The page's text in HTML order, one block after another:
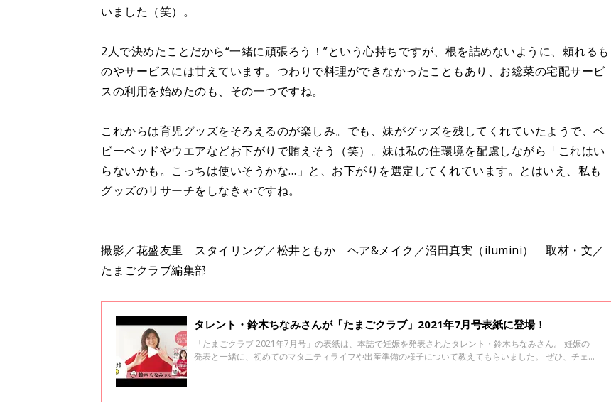
いました（笑）。
2人で決めたことだから“一緒に頑張ろう！”という心持ちですが、根を詰めないように、頼れるも
のやサービスには甘えています。つわりで料理ができなかったこともあり、お総菜の宅配サービ
スの利用を始めたのも、その一つですね。
これからは育児グッズをそろえるのが楽しみ。でも、妹がグッズを残してくれていたようで、 ベ
ビーベッドやウエアなどお下がりで賄えそう（笑）。妹は私の住環境を配慮しながら「これはい
らないかも。こっちは使いそうかな…」と、お下がりを選定してくれています。とはいえ、私も
グッズのリサーチをしなきゃですね。
撮影／花盛友里 スタイリング／松井ともか ヘア&メイク／沼田真実（ilumini） 取材・文／
たまごクラブ編集部
タレント・鈴木ちなみさんが「たまごクラブ」2021年7月号表紙に登場！
「たまごクラブ 2021年7月号」の表紙は、本誌で妊娠を発表されたタレント・鈴木ちなみさん。 妊娠の
発表と一緒に、初めてのマタニティライフや出産準備の様子について教えてもらいました。 ぜひ、チェッ